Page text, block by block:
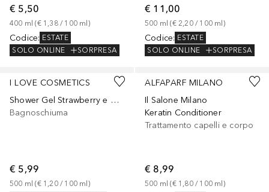
€ 5,50
400 ml (€ 1,38 / 100 ml)
Codice: ESTATE
SOLO ONLINE
SORPRESA
€ 11,00
500 ml (€ 2,20 / 100 ml)
Codice: ESTATE
SOLO ONLINE
SORPRESA
I LOVE COSMETICS
Shower Gel Strawberry e Cream
Bagnoschiuma
€ 5,99
500 ml (€ 1,20 / 100 ml)
ALFAPARF MILANO
Il Salone Milano
Keratin Conditioner
Trattamento capelli e corpo
€ 8,99
500 ml (€ 1,80 / 100 ml)